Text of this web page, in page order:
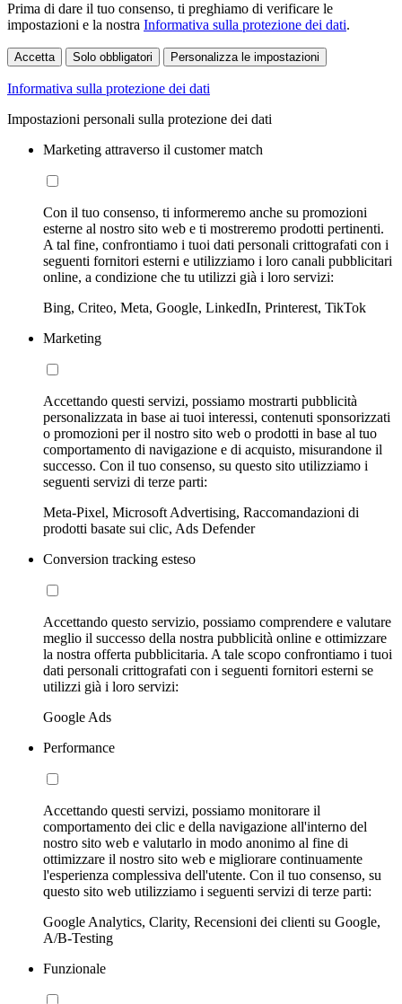
Prima di dare il tuo consenso, ti preghiamo di verificare le
impostazioni e la nostra Informativa sulla protezione dei dati.
Accetta Solo obbligatori Personalizza le impostazioni
Informativa sulla protezione dei dati
Impostazioni personali sulla protezione dei dati
Marketing attraverso il customer match
Con il tuo consenso, ti informeremo anche su promozioni
esterne al nostro sito web e ti mostreremo prodotti pertinenti.
A tal fine, confrontiamo i tuoi dati personali crittografati con i
seguenti fornitori esterni e utilizziamo i loro canali pubblicitari
online, a condizione che tu utilizzi già i loro servizi:
Bing, Criteo, Meta, Google, LinkedIn, Printerest, TikTok
Marketing
Accettando questi servizi, possiamo mostrarti pubblicità
personalizzata in base ai tuoi interessi, contenuti sponsorizzati
o promozioni per il nostro sito web o prodotti in base al tuo
comportamento di navigazione e di acquisto, misurandone il
successo. Con il tuo consenso, su questo sito utilizziamo i
seguenti servizi di terze parti:
Meta-Pixel, Microsoft Advertising, Raccomandazioni di
prodotti basate sui clic, Ads Defender
Conversion tracking esteso
Accettando questo servizio, possiamo comprendere e valutare
meglio il successo della nostra pubblicità online e ottimizzare
la nostra offerta pubblicitaria. A tale scopo confrontiamo i tuoi
dati personali crittografati con i seguenti fornitori esterni se
utilizzi già i loro servizi:
Google Ads
Performance
Accettando questi servizi, possiamo monitorare il
comportamento dei clic e della navigazione all'interno del
nostro sito web e valutarlo in modo anonimo al fine di
ottimizzare il nostro sito web e migliorare continuamente
l'esperienza complessiva dell'utente. Con il tuo consenso, su
questo sito web utilizziamo i seguenti servizi di terze parti:
Google Analytics, Clarity, Recensioni dei clienti su Google,
A/B-Testing
Funzionale